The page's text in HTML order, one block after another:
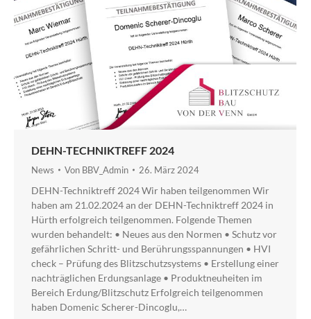
DEHN-TECHNIKTREFF 2024
News Von BBV_Admin 26. März 2024
DEHN-Techniktreff 2024 Wir haben teilgenommen Wir
haben am 21.02.2024 an der DEHN-Techniktreff 2024 in
Hürth erfolgreich teilgenommen. Folgende Themen
wurden behandelt: • Neues aus den Normen • Schutz vor
gefährlichen Schritt- und Berührungsspannungen • HVI
check – Prüfung des Blitzschutzsystems • Erstellung einer
nachträglichen Erdungsanlage • Produktneuheiten im
Bereich Erdung/Blitzschutz Erfolgreich teilgenommen
haben Domenic Scherer-Dincoglu,…